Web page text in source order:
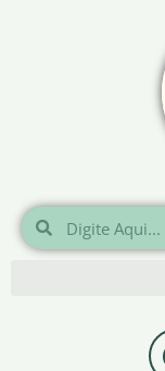
Pesquisar
Pesquisar